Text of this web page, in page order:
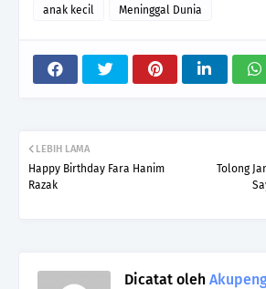
anak kecil Meninggal Dunia
Tolong
LEBIH LAMA
Happy Birthday Fara Hanim
Razak
Dicatat oleh